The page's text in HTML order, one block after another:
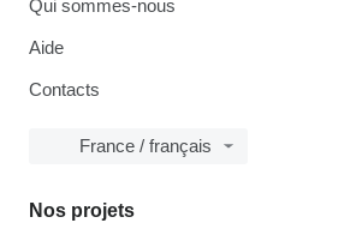
Qui sommes-nous
Aide
Contacts
France / français
Nos projets